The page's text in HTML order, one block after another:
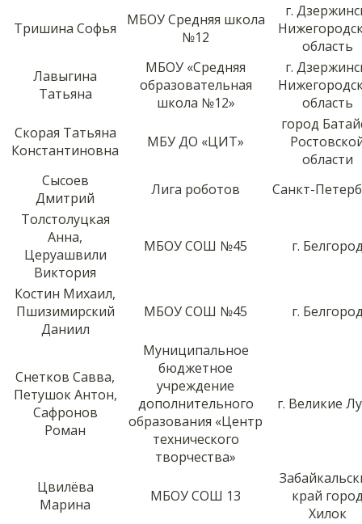
Тришина Софья
МБОУ Средняя школа
№12
г.
область
Лавыгина
Татьяна
МБОУ «Средняя
образовательная
школа №12»
г.
область
Скорая Татьяна
Константиновна
МБУ ДО «ЦИТ»
город
области
Сысоев
Дмитрий
Лига роботов
Санкт-
Толстолуцкая
Анна,
Церуашвили
Виктория
МБОУ СОШ №45 г.
Костин Михаил,
Пшизимирский
Даниил
МБОУ СОШ №45 г.
Снетков Савва,
Петушок Антон,
Сафронов
Роман
Муниципальное
бюджетное
учреждение
дополнительного
образования «Центр
технического
творчества»
г. Великие
Цвилëва
Марина
МБОУ СОШ 13
край
Хилок